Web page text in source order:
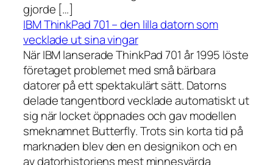
gjorde […]
IBM ThinkPad 701 – den lilla datorn som
vecklade ut sina vingar
När IBM lanserade ThinkPad 701 år 1995 löste
företaget problemet med små bärbara
datorer på ett spektakulärt sätt. Datorns
delade tangentbord vecklade automatiskt ut
sig när locket öppnades och gav modellen
smeknamnet Butterfly. Trots sin korta tid på
marknaden blev den en designikon och en
av datorhistoriens mest minnesvärda